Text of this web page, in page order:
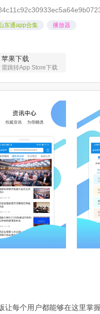
东通app合集 播放器
苹果下载
需跳转App Store下载
让每个用户都能够在这里